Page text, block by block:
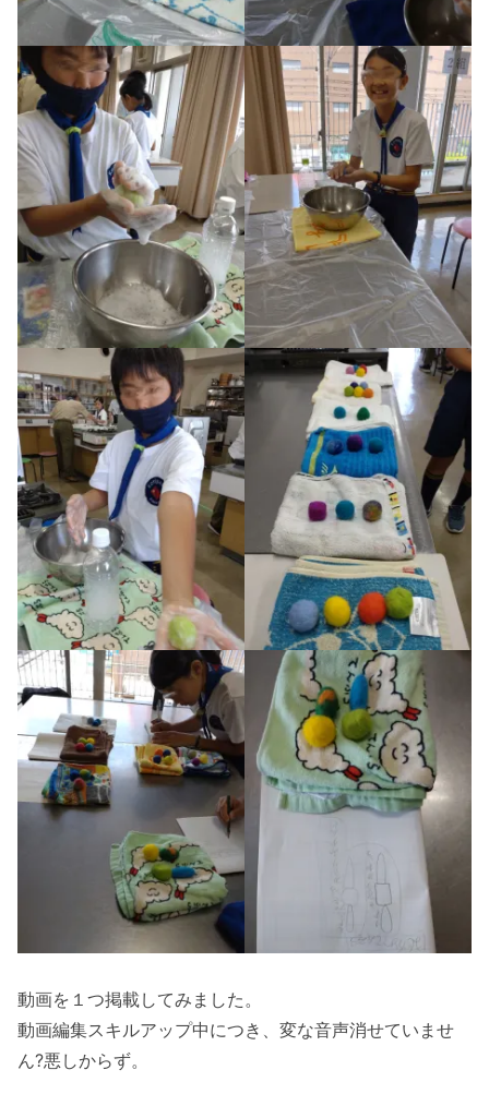
動画を１つ掲載してみました。
動画編集スキルアップ中につき、変な音声消せていませ
ん?悪しからず。